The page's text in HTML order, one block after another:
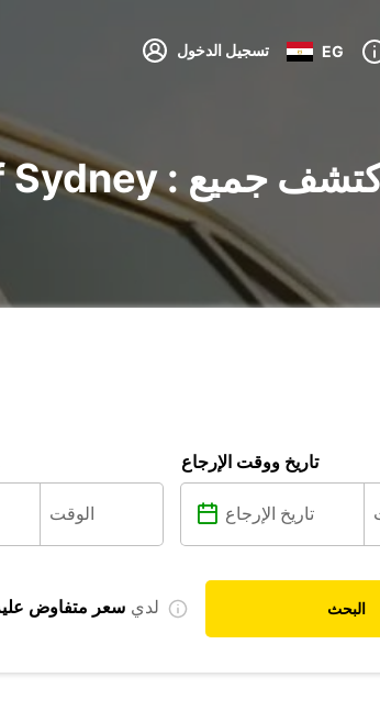
تسجيل الدخول EG
تاريخ ووقت الإرجاع
لدي سعر متفاوض البحث